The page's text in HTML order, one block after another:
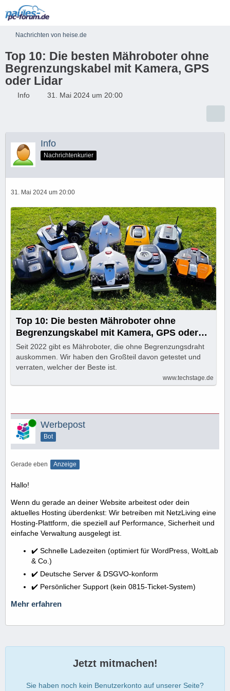
Nachrichten von heise.de
Top 10: Die besten Mähroboter ohne
Begrenzungskabel mit Kamera, GPS
oder Lidar
Info 31. Mai 2024 um 20:00
Info
Nachrichtenkurier
31. Mai 2024 um 20:00
Top 10: Die besten Mähroboter ohne
Begrenzungskabel mit Kamera, GPS oder
Lidar
Seit 2022 gibt es Mähroboter, die ohne Begrenzungsdraht
auskommen. Wir haben den Großteil davon getestet und
verraten, welcher der Beste ist.
www.techstage.de
Online Werbepost
Bot
Gerade eben Anzeige
Hallo!
Wenn du gerade an deiner Website arbeitest oder dein
aktuelles Hosting überdenkst: Wir betreiben mit NetzLiving eine
Hosting-Plattform, die speziell auf Performance, Sicherheit und
einfache Verwaltung ausgelegt ist.
✔️ Schnelle Ladezeiten (optimiert für WordPress, WoltLab
& Co.)
✔️ Deutsche Server & DSGVO-konform
✔️ Persönlicher Support (kein 0815-Ticket-System)
Mehr erfahren
Jetzt mitmachen!
Sie haben noch kein Benutzerkonto auf unserer Seite?